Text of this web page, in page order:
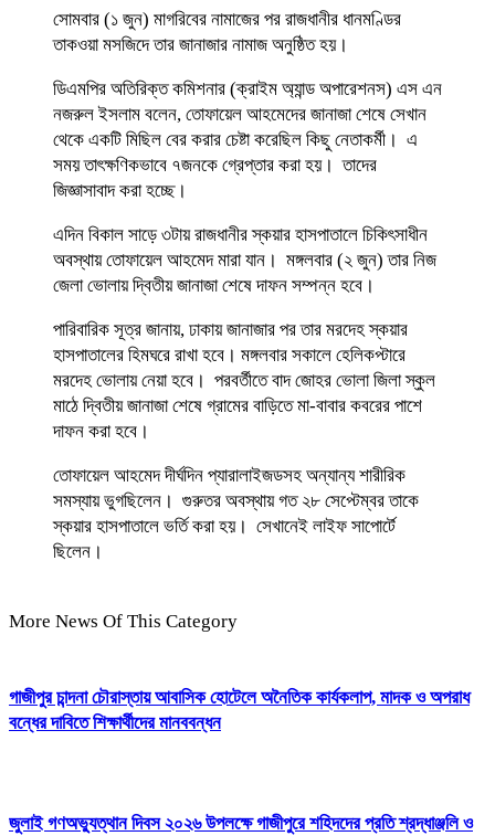
সোমবার (১ জুন) মাগরিবের নামাজের পর রাজধানীর ধানমণ্ডির
তাকওয়া মসজিদে তার জানাজার নামাজ অনুষ্ঠিত হয়।
ডিএমপির অতিরিক্ত কমিশনার (ক্রাইম অ্যান্ড অপারেশনস) এস এন
নজরুল ইসলাম বলেন, তোফায়েল আহমেদের জানাজা শেষে সেখান
থেকে একটি মিছিল বের করার চেষ্টা করেছিল কিছু নেতাকর্মী। এ
সময় তাৎক্ষণিকভাবে ৭জনকে গ্রেপ্তার করা হয়। তাদের
জিজ্ঞাসাবাদ করা হচ্ছে।
এদিন বিকাল সাড়ে ৩টায় রাজধানীর স্কয়ার হাসপাতালে চিকিৎসাধীন
অবস্থায় তোফায়েল আহমেদ মারা যান। মঙ্গলবার (২ জুন) তার নিজ
জেলা ভোলায় দ্বিতীয় জানাজা শেষে দাফন সম্পন্ন হবে।
পারিবারিক সূত্র জানায়, ঢাকায় জানাজার পর তার মরদেহ স্কয়ার
হাসপাতালের হিমঘরে রাখা হবে। মঙ্গলবার সকালে হেলিকপ্টারে
মরদেহ ভোলায় নেয়া হবে। পরবর্তীতে বাদ জোহর ভোলা জিলা স্কুল
মাঠে দ্বিতীয় জানাজা শেষে গ্রামের বাড়িতে মা-বাবার কবরের পাশে
দাফন করা হবে।
তোফায়েল আহমেদ দীর্ঘদিন প্যারালাইজডসহ অন্যান্য শারীরিক
সমস্যায় ভুগছিলেন। গুরুতর অবস্থায় গত ২৮ সেপ্টেম্বর তাকে
স্কয়ার হাসপাতালে ভর্তি করা হয়। সেখানেই লাইফ সাপোর্টে
ছিলেন।
More News Of This Category
গাজীপুর চান্দনা চৌরাস্তায় আবাসিক হোটেলে অনৈতিক কার্যকলাপ, মাদক ও অপরাধ
বন্ধের দাবিতে শিক্ষার্থীদের মানববন্ধন
জুলাই গণঅভ্যুত্থান দিবস ২০২৬ উপলক্ষে গাজীপুরে শহিদদের প্রতি শ্রদ্ধাঞ্জলি ও